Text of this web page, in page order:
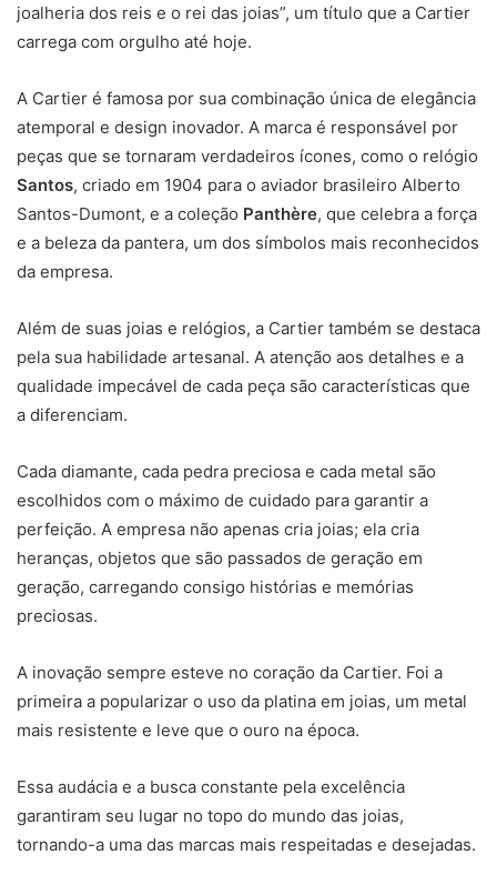
joalheria dos reis e o rei das joias”, um título que a Cartier
carrega com orgulho até hoje.
A Cartier é famosa por sua combinação única de elegância
atemporal e design inovador. A marca é responsável por
peças que se tornaram verdadeiros ícones, como o relógio
Santos, criado em 1904 para o aviador brasileiro Alberto
Santos-Dumont, e a coleção Panthère, que celebra a força
e a beleza da pantera, um dos símbolos mais reconhecidos
da empresa.
Além de suas joias e relógios, a Cartier também se destaca
pela sua habilidade artesanal. A atenção aos detalhes e a
qualidade impecável de cada peça são características que
a diferenciam.
Cada diamante, cada pedra preciosa e cada metal são
escolhidos com o máximo de cuidado para garantir a
perfeição. A empresa não apenas cria joias; ela cria
heranças, objetos que são passados de geração em
geração, carregando consigo histórias e memórias
preciosas.
A inovação sempre esteve no coração da Cartier. Foi a
primeira a popularizar o uso da platina em joias, um metal
mais resistente e leve que o ouro na época.
Essa audácia e a busca constante pela excelência
garantiram seu lugar no topo do mundo das joias,
tornando-a uma das marcas mais respeitadas e desejadas.